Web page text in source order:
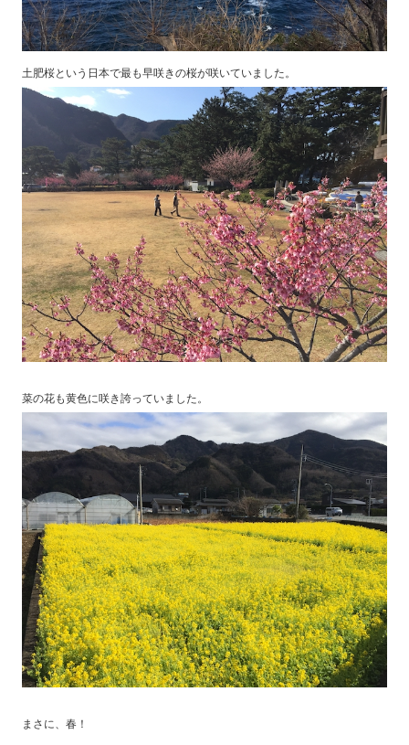
土肥桜という日本で最も早咲きの桜が咲いていました。
菜の花も黄色に咲き誇っていました。
まさに、春！